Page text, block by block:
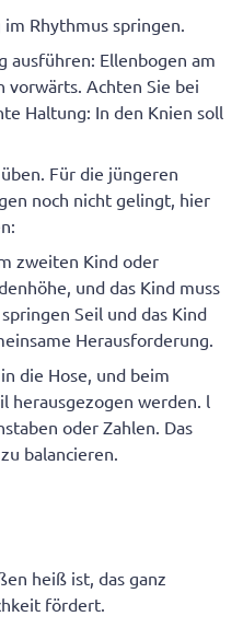
Rhythmus springen.
ausführen: Ellenbogen am
vorwärts. Achten Sie bei
Haltung: In den Knien soll
Für die jüngeren
noch nicht gelingt, hier
zweiten Kind oder
und das Kind muss
Seil und das Kind
Herausforderung.
die Hose, und beim
herausgezogen werden. l
oder Zahlen. Das
balancieren.
heiß ist, das ganz
fördert.